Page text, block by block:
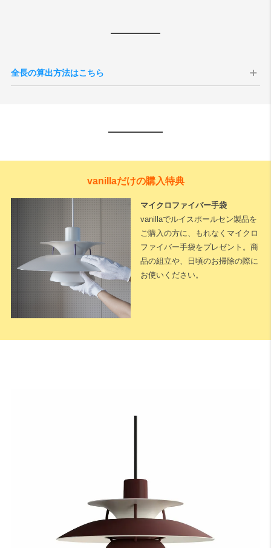
全長の算出方法はこちら
下記に測定した長さなどを入力いただくと全長が算出されます。
ングテーブルの場合は70〜74cmが主流です。
B：テーブル天板から器具の下面（任意）
テーブル天板と器具の間の高さでこちらは任意の寸法となります。ル
vanillaだけの購入特典
マイクロファイバー手袋
vanillaでルイスポールセン製品を
ご購入の方に、もれなくマイクロ
ファイバー手袋をプレゼント。商
品の組立や、日頃のお掃除の際に
お使いください。